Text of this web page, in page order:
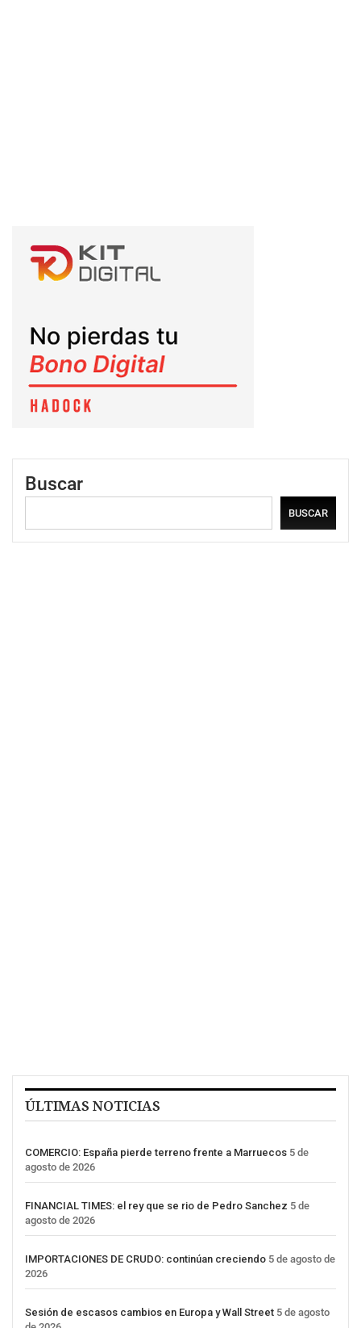
Buscar
BUSCAR
ÚLTIMAS NOTICIAS
COMERCIO: España pierde terreno frente a Marruecos 5 de
agosto de 2026
FINANCIAL TIMES: el rey que se rio de Pedro Sanchez 5 de
agosto de 2026
IMPORTACIONES DE CRUDO: continúan creciendo 5 de agosto de
2026
Sesión de escasos cambios en Europa y Wall Street 5 de agosto